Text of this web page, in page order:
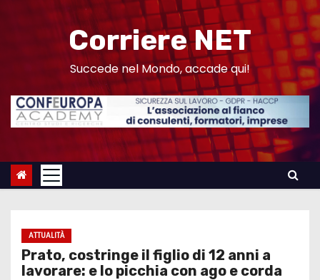
n
Corriere NET
Succede nel Mondo, accade qui!
ATTUALITÀ
Prato, costringe il figlio di 12 anni a
lavorare: e lo picchia con ago e corda